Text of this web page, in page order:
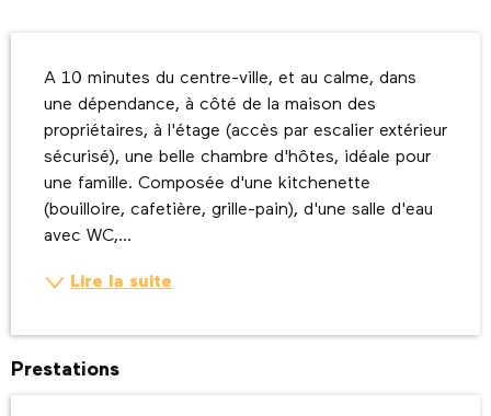
A 10 minutes du centre-ville, et au calme, dans
une dépendance, à côté de la maison des
propriétaires, à l'étage (accès par escalier extérieur
sécurisé), une belle chambre d'hôtes, idéale pour
une famille. Composée d'une kitchenette
(bouilloire, cafetière, grille-pain), d'une salle d'eau
avec WC,...
Lire la suite
Prestations